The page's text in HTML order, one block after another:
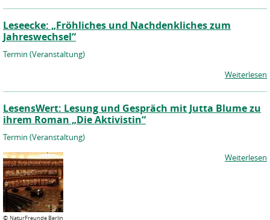
Leseecke: „Fröhliches und Nachdenkliches zum
Jahreswechsel“
Termin (Veranstaltung)
Weiterlesen
LesensWert: Lesung und Gespräch mit Jutta Blume zu
ihrem Roman „Die Aktivistin“
Termin (Veranstaltung)
© NaturFreunde Berlin
Weiterlesen